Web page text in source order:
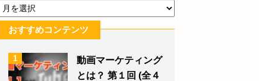
おすすめコンテンツ
1
動画マーケティング
とは？ 第１回 (全４